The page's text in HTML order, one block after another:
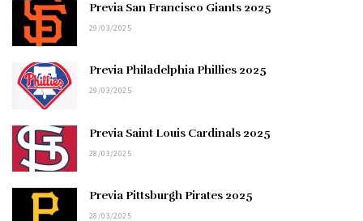
Previa San Francisco Giants 2025
29/03/2025
Previa Philadelphia Phillies 2025
29/03/2025
Previa Saint Louis Cardinals 2025
28/03/2025
Previa Pittsburgh Pirates 2025
28/03/2025